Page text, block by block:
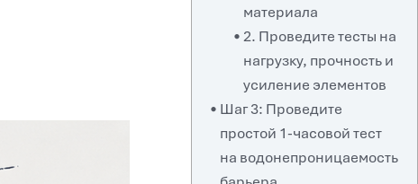
материала
2. Проведите тесты на
нагрузку, прочность и
усиление элементов
Шаг 3: Проведите
простой 1-часовой тест
на водонепроницаемость